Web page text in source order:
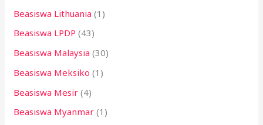
Beasiswa Lithuania (1)
Beasiswa LPDP (43)
Beasiswa Malaysia (30)
Beasiswa Meksiko (1)
Beasiswa Mesir (4)
Beasiswa Myanmar (1)